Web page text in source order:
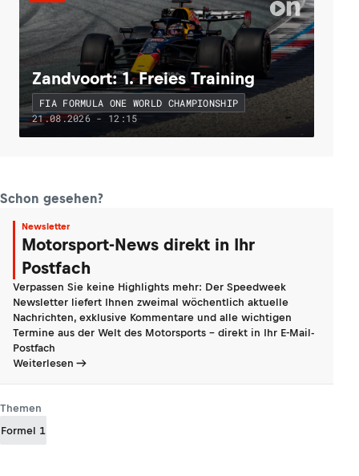
Zandvoort: 1. Freies Training
FIA FORMULA ONE WORLD CHAMPIONSHIP
21.08.2026 - 12:15
Schon gesehen?
Newsletter
Motorsport-News direkt in Ihr
Postfach
Verpassen Sie keine Highlights mehr: Der Speedweek
Newsletter liefert Ihnen zweimal wöchentlich aktuelle
Nachrichten, exklusive Kommentare und alle wichtigen
Termine aus der Welt des Motorsports - direkt in Ihr E-Mail-
Postfach
Weiterlesen
Themen
Formel 1